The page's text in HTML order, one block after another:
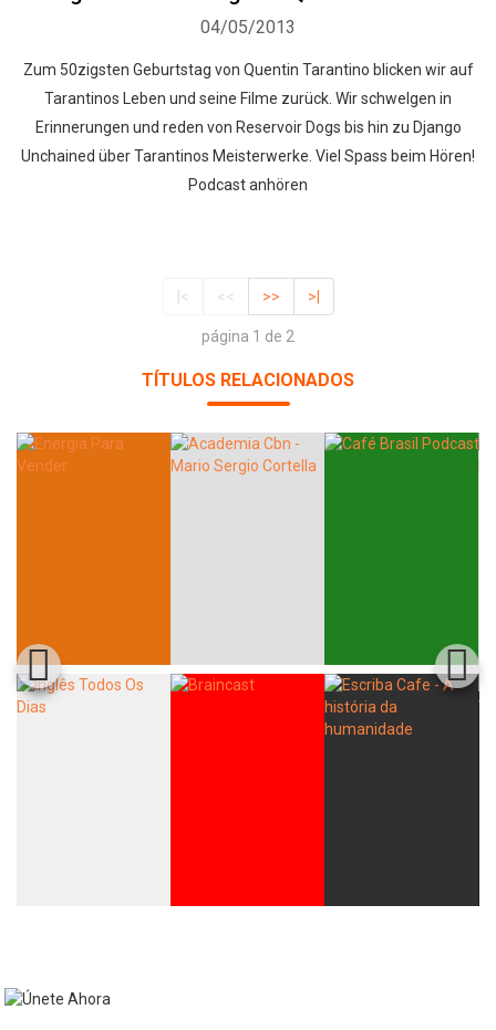
04/05/2013
Zum 50zigsten Geburtstag von Quentin Tarantino blicken wir auf
Tarantinos Leben und seine Filme zurück. Wir schwelgen in
Erinnerungen und reden von Reservoir Dogs bis hin zu Django
Unchained über Tarantinos Meisterwerke. Viel Spass beim Hören!
Podcast anhören
|< << >> >|
página 1 de 2
TÍTULOS RELACIONADOS